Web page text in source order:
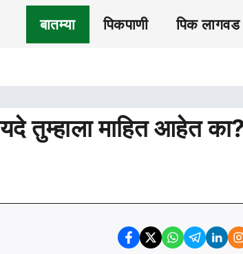
बातम्या पिकपाणी पिक लागवड
तुम्हाला माहित आहेत का?